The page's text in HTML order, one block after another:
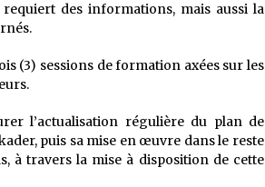
des informations, mais aussi la
(3) sessions de formation axées sur les
l’actualisation régulière du plan de
puis sa mise en œuvre dans le reste
à travers la mise à disposition de cette